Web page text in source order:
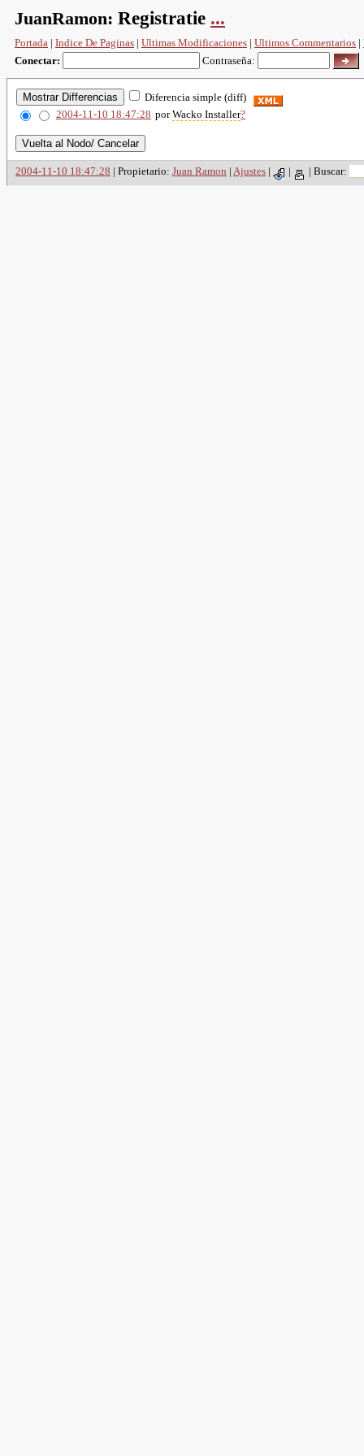
JuanRamon: Registratie ...
Portada | Indice De Paginas | Ultimas Modificaciones | Ultimos Commentarios |
Conectar:
Contraseña:
Diferencia simple (diff)
2004-11-10 18:47:28 porWacko Installer?
2004-11-10 18:47:28 | Propietario: Juan Ramon | Ajustes | | | Buscar: